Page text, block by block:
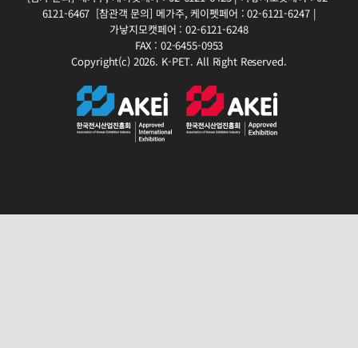
6121-6467 [참관객 문의] 메가주, 케이펫페어 : 02-6121-6247 |
가낳지모캣페어 : 02-6121-6248
FAX : 02-6455-0953
Copyright(c) 2026. K-PET. All Right Reserved.